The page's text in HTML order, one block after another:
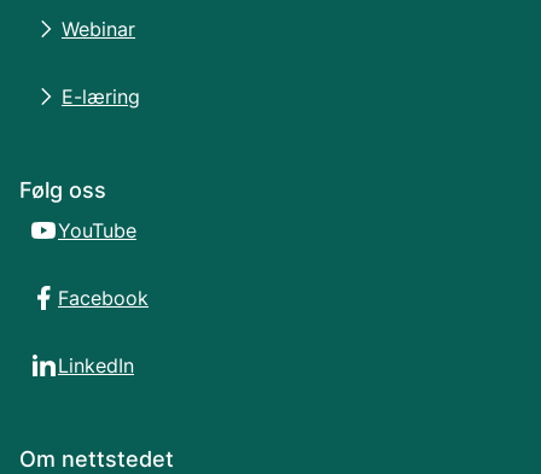
Webinar
E-læring
Følg oss
YouTube
Facebook
LinkedIn
Om nettstedet